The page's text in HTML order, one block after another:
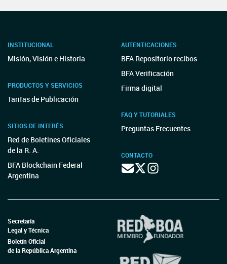
INSTITUCIONAL
Misión, Visión e Historia
PRODUCTOS Y SERVICIOS
Tarifas de Publicación
SITIOS DE INTERÉS
Red de Boletines Oficiales
de la R. A.
BFA Blockchain Federal
Argentina
AUTENTICACIONES
BFA Repositorio recibos
BFA Verificación
Firma digital
FAQ Y TUTORIALES
Preguntas Frecuentes
CONTACTO
Secretaría
Legal y Técnica
Boletín Oficial
de la República Argentina